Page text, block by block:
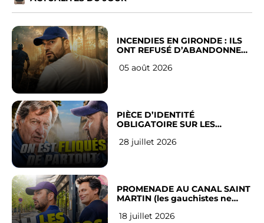
INCENDIES EN GIRONDE : ILS
ONT REFUSÉ D’ABANDONNER
05 août 2026
PIÈCE D’IDENTITÉ
OBLIGATOIRE SUR LES
Français
28 juillet 2026
PROMENADE AU CANAL SAINT
MARTIN (les gauchistes ne
18 juillet 2026